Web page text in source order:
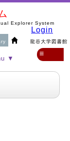
Explorer System
龍谷大学図書館
Login
▼
≡